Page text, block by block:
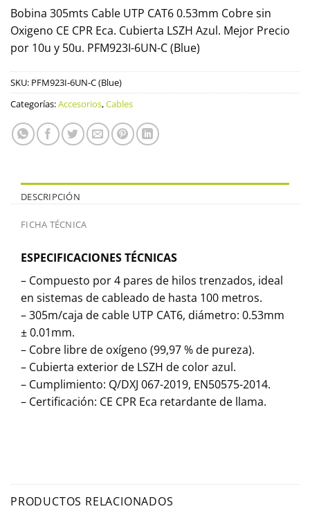
Bobina 305mts Cable UTP CAT6 0.53mm Cobre sin
Oxigeno CE CPR Eca. Cubierta LSZH Azul. Mejor Precio
por 10u y 50u. PFM923I-6UN-C (Blue)
SKU: PFM923I-6UN-C (Blue)
Categorías:Accesorios,Cables
DESCRIPCIÓN
FICHA TÉCNICA
ESPECIFICACIONES TÉCNICAS
– Compuesto por 4 pares de hilos trenzados, ideal
en sistemas de cableado de hasta 100 metros.
– 305m/caja de cable UTP CAT6, diámetro: 0.53mm
± 0.01mm.
– Cobre libre de oxígeno (99,97 % de pureza).
– Cubierta exterior de LSZH de color azul.
– Cumplimiento: Q/DXJ 067-2019, EN50575-2014.
– Certificación: CE CPR Eca retardante de llama.
PRODUCTOS RELACIONADOS